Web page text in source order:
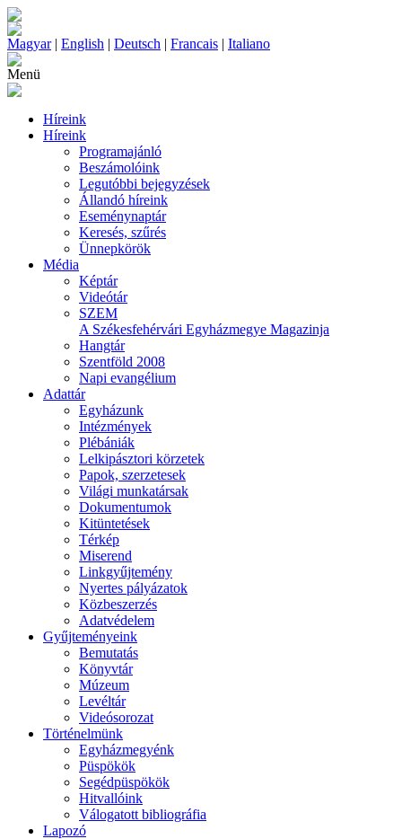
Magyar| English | Deutsch | Francais | Italiano
Menü
Híreink
Híreink
Programajánló
Beszámolóink
Legutóbbi bejegyzések
Állandó híreink
Eseménynaptár
Keresés, szűrés
Ünnepkörök
Média
Képtár
Videótár
SZEM
A Székesfehérvári Egyházmegye Magazinja
Hangtár
Szentföld 2008
Napi evangélium
Adattár
Egyházunk
Intézmények
Plébániák
Lelkipásztori körzetek
Papok, szerzetesek
Világi munkatársak
Dokumentumok
Kitüntetések
Térkép
Miserend
Linkgyűjtemény
Nyertes pályázatok
Közbeszerzés
Adatvédelem
Gyűjteményeink
Bemutatás
Könyvtár
Múzeum
Levéltár
Videósorozat
Történelmünk
Egyházmegyénk
Püspökök
Segédpüspökök
Hitvallóink
Válogatott bibliográfia
Lapozó